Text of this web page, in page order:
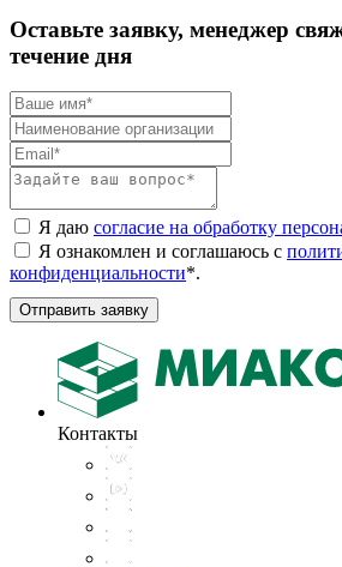
Оставьте заявку, менеджер
течение дня
Я даю согласие на обработку
Я ознакомлен и соглашаюсь с
конфиденциальности*.
Отправить заявку
Контакты